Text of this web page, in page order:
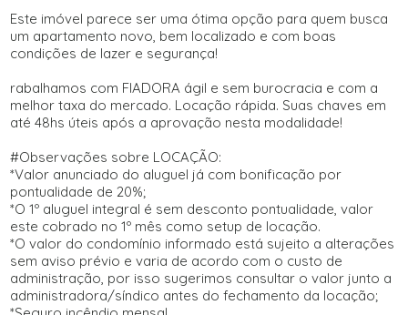
Este imóvel parece ser uma ótima opção para quem busca
um apartamento novo, bem localizado e com boas
condições de lazer e segurança!
rabalhamos com FIADORA ágil e sem burocracia e com a
melhor taxa do mercado. Locação rápida. Suas chaves em
até 48hs úteis após a aprovação nesta modalidade!
#Observações sobre LOCAÇÃO:
*Valor anunciado do aluguel já com bonificação por
pontualidade de 20%;
*O 1º aluguel integral é sem desconto pontualidade, valor
este cobrado no 1º mês como setup de locação.
*O valor do condomínio informado está sujeito a alterações
sem aviso prévio e varia de acordo com o custo de
administração, por isso sugerimos consultar o valor junto a
administradora/síndico antes do fechamento da locação;